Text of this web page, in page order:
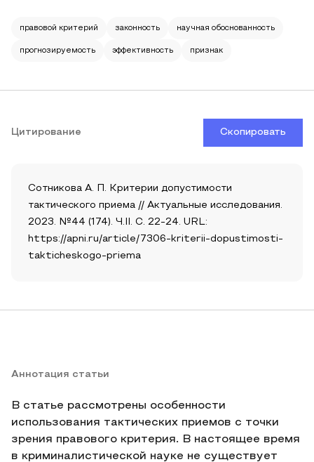
правовой критерий законность научная обоснованность
прогнозируемость эффективность признак
Цитирование Скопировать
Сотникова А. П. Критерии допустимости
тактического приема // Актуальные исследования.
2023. №44 (174). Ч.II. С. 22-24. URL:
https://apni.ru/article/7306-kriterii-dopustimosti-
takticheskogo-priema
Аннотация статьи
В статье рассмотрены особенности
использования тактических приемов с точки
зрения правового критерия. В настоящее время
в криминалистической науке не существует